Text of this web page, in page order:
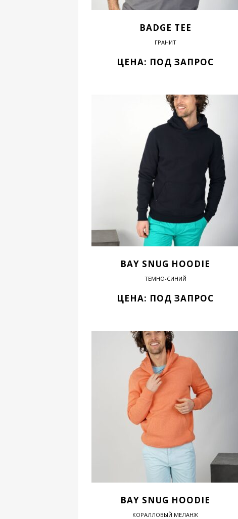
BADGE TEE
ГРАНИТ
ЦЕНА: ПОД ЗАПРОС
BAY SNUG HOODIE
ТЕМНО-СИНИЙ
ЦЕНА: ПОД ЗАПРОС
BAY SNUG HOODIE
КОРАЛЛОВЫЙ МЕЛАНЖ